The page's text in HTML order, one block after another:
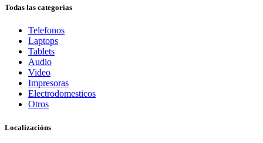
Todas las categorías
Telefonos
Laptops
Tablets
Audio
Video
Impresoras
Electrodomesticos
Otros
Localizacións